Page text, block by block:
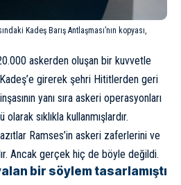
Kadeş Barış Antlaşması’nın kopyası,
askerden oluşan bir kuvvetle
girerek şehri Hititlerden geri
yanı sıra askeri operasyonları
sıklıkla kullanmışlardır.
Ramses’in askeri zaferlerini ve
Ancak gerçek hiç de böyle değildi.
bir söylem tasarlamıştı